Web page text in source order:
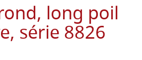
long poil
série 8826